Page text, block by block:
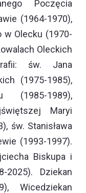
Poczęcia
(1964-1970),
w Olecku (1970-
Oleckich
św. Jana
(1975-1985),
1989),
Maryi
św. Stanisława
(1993-1997).
Biskupa i
Dziekan
Wicedziekan